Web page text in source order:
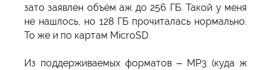
зато заявлен объём аж до 256 ГБ. Такой у меня
не нашлось, но 128 ГБ прочиталась нормально.
То же и по картам MicroSD.
Из поддерживаемых форматов – MP3 (куда ж